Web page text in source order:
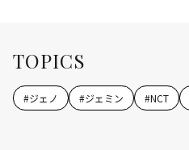
TOPICS
#ジェノ #ジェミン #NCT